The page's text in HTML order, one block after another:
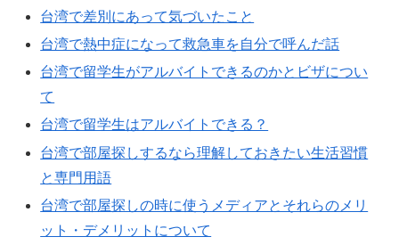
台湾で差別にあって気づいたこと
台湾で熱中症になって救急車を自分で呼んだ話
台湾で留学生がアルバイトできるのかとビザについ
て
台湾で留学生はアルバイトできる？
台湾で部屋探しするなら理解しておきたい生活習慣
と専門用語
台湾で部屋探しの時に使うメディアとそれらのメリ
ット・デメリットについて